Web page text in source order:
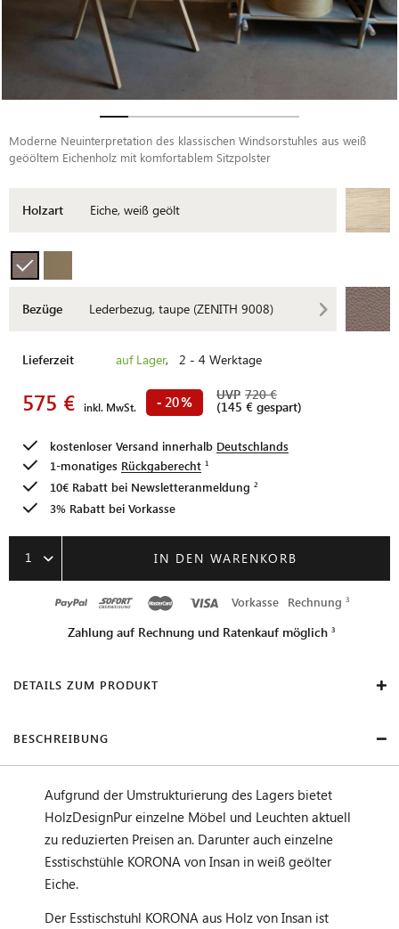
Moderne Neuinterpretation des klassischen Windsorstuhles aus weiß
geööltem Eichenholz mit komfortablem Sitzpolster
Holzart Eiche, weiß geölt
Bezüge Lederbezug, taupe (ZENITH 9008)
Lieferzeit auf Lager, 2 - 4 Werktage
575 € inkl. MwSt. - 20%
UVP 720 €
(145 € gespart)
kostenloser Versand innerhalb Deutschlands
1-monatiges Rückgaberecht
10€ Rabatt bei Newsletteranmeldung
3% Rabatt bei Vorkasse
1 IN DEN WARENKORB
Vorkasse Rechnung
Zahlung auf Rechnung und Ratenkauf möglich
DETAILS ZUM PRODUKT
BESCHREIBUNG
Aufgrund der Umstrukturierung des Lagers bietet
HolzDesignPur einzelne Möbel und Leuchten aktuell
zu reduzierten Preisen an. Darunter auch einzelne
Esstischstühle KORONA von Insan in weiß geölter
Eiche.
Der Esstischstuhl KORONA aus Holz von Insan ist